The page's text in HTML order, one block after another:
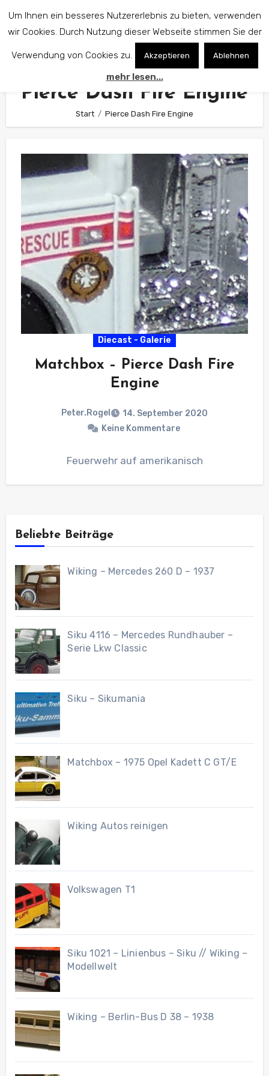
Pierce Dash Fire Engine
Start Pierce Dash Fire Engine
Diecast - Galerie
Matchbox – Pierce Dash Fire
Engine
Peter.Rogel
14. September 2020
Keine Kommentare
Feuerwehr auf amerikanisch
Beliebte Beiträge
Wiking – Mercedes 260 D – 1937
Siku 4116 – Mercedes Rundhauber –
Serie Lkw Classic
Siku – Sikumania
Matchbox – 1975 Opel Kadett C GT/E
Wiking Autos reinigen
Volkswagen T1
Siku 1021 – Linienbus – Siku // Wiking –
Modellwelt
Wiking – Berlin-Bus D 38 – 1938
Um Ihnen ein besseres Nutzererlebnis zu bieten, verwenden
wir Cookies. Durch Nutzung dieser Webseite stimmen Sie der
Verwendung von Cookies zu. Akzeptieren Ablehnen
mehr lesen...